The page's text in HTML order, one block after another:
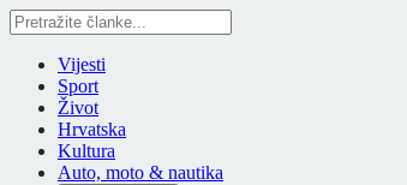
Vijesti
Sport
Život
Hrvatska
Kultura
Auto, moto & nautika